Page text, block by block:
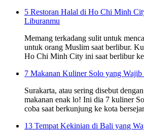
5 Restoran Halal di Ho Chi Minh
Liburanmu
Memang terkadang sulit untuk
untuk orang Muslim saat berlibur.
Ho Chi Minh City ini saat berlibur
7 Makanan Kuliner Solo yang Wajib
Surakarta, atau sering disebut
makanan enak lo! Ini dia 7 kuliner
coba saat berkunjung ke kota
13 Tempat Kekinian di Bali yang